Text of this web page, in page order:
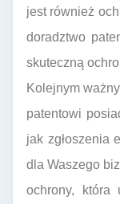
jest również
doradztwo
skuteczną
Kolejnym
patentowi
jak zgłoszenia
dla Waszego
ochrony, która